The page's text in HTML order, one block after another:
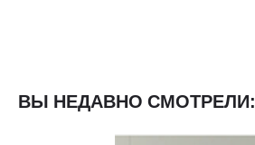
ВЫ НЕДАВНО СМОТРЕЛИ: